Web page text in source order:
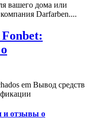
вашего дома или
Darfarben....
em Вывод средств
и отзывы о